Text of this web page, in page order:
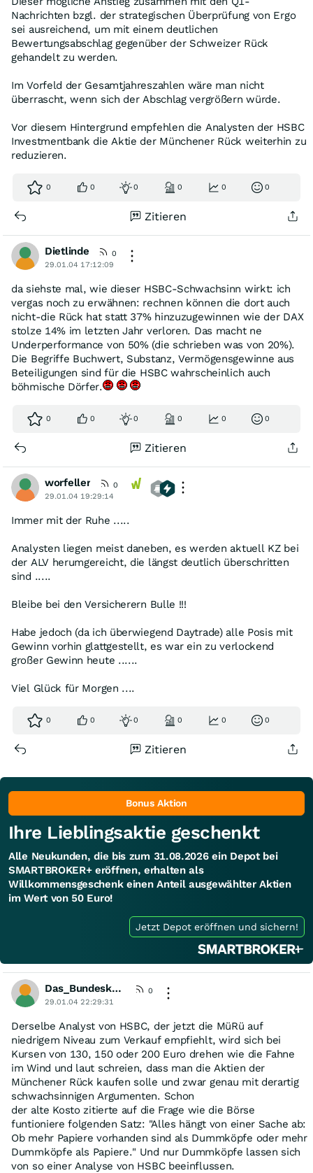
Nachrichten bzgl. der strategischen Überprüfung von Ergo
sei ausreichend, um mit einem deutlichen
Bewertungsabschlag gegenüber der Schweizer Rück
gehandelt zu werden.
Im Vorfeld der Gesamtjahreszahlen wäre man nicht
überrascht, wenn sich der Abschlag vergrößern würde.
Vor diesem Hintergrund empfehlen die Analysten der HSBC
Investmentbank die Aktie der Münchener Rück weiterhin zu
reduzieren.
0 0 0 0 0 0
Zitieren
Dietlinde
0
29.01.04 17:12:09
da siehste mal, wie dieser HSBC-Schwachsinn wirkt: ich
vergas noch zu erwähnen: rechnen können die dort auch
nicht-die Rück hat statt 37% hinzuzugewinnen wie der DAX
stolze 14% im letzten Jahr verloren. Das macht ne
Underperformance von 50% (die schrieben was von 20%).
Die Begriffe Buchwert, Substanz, Vermögensgewinne aus
Beteiligungen sind für die HSBC wahrscheinlich auch
böhmische Dörfer.
0 0 0 0 0 0
Zitieren
worfeller
0
29.01.04 19:29:14
Immer mit der Ruhe .....
Analysten liegen meist daneben, es werden aktuell KZ bei
der ALV herumgereicht, die längst deutlich überschritten
sind .....
Bleibe bei den Versicherern Bulle !!!
Habe jedoch (da ich überwiegend Daytrade) alle Posis mit
Gewinn vorhin glattgestellt, es war ein zu verlockend
großer Gewinn heute ......
Viel Glück für Morgen ....
0 0 0 0 0 0
Zitieren
Bonus Aktion
Ihre Lieblingsaktie geschenkt
Alle Neukunden, die bis zum 31.08.2026 ein Depot bei
SMARTBROKER+ eröffnen, erhalten als
Willkommensgeschenk einen Anteil ausgewählter Aktien
im Wert von 50 Euro!
Jetzt Depot eröffnen und sichern!
Das_Bundeskanzleramt
0
29.01.04 22:29:31
Derselbe Analyst von HSBC, der jetzt die MüRü auf
niedrigem Niveau zum Verkauf empfiehlt, wird sich bei
Kursen von 130, 150 oder 200 Euro drehen wie die Fahne
im Wind und laut schreien, dass man die Aktien der
Münchener Rück kaufen solle und zwar genau mit derartig
schwachsinnigen Argumenten. Schon
der alte Kosto zitierte auf die Frage wie die Börse
funtioniere folgenden Satz: "Alles hängt von einer Sache ab:
Ob mehr Papiere vorhanden sind als Dummköpfe oder mehr
Dummköpfe als Papiere." Und nur Dummköpfe lassen sich
von so einer Analyse von HSBC beeinflussen.